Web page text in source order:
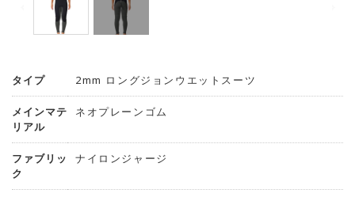
タイプ 2mm ロングジョンウエットスーツ
メインマテ
リアル
ネオプレーンゴム
ファブリッ
ク
ナイロンジャージ